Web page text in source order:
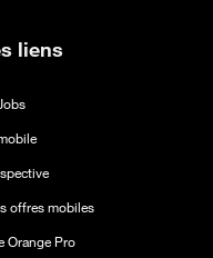
liens
offres mobiles
Orange Pro